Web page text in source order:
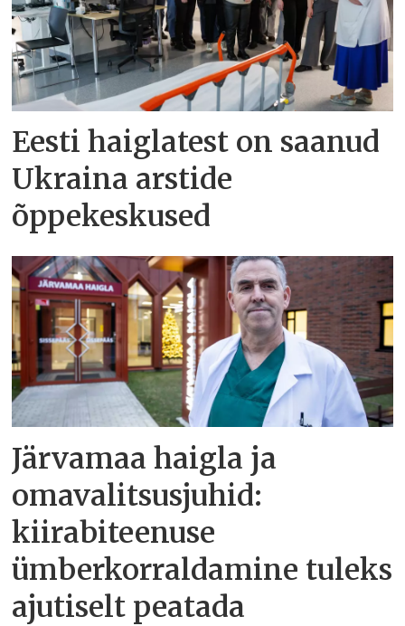
Eesti haiglatest on saanud
Ukraina arstide
õppekeskused
Järvamaa haigla ja
omavalitsusjuhid:
kiirabiteenuse
ümberkorraldamine tuleks
ajutiselt peatada